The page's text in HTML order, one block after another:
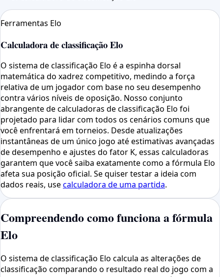
Ferramentas Elo
Calculadora de classificação Elo
O sistema de classificação Elo é a espinha dorsal
matemática do xadrez competitivo, medindo a força
relativa de um jogador com base no seu desempenho
contra vários níveis de oposição. Nosso conjunto
abrangente de calculadoras de classificação Elo foi
projetado para lidar com todos os cenários comuns que
você enfrentará em torneios. Desde atualizações
instantâneas de um único jogo até estimativas avançadas
de desempenho e ajustes do fator K, essas calculadoras
garantem que você saiba exatamente como a fórmula Elo
afeta sua posição oficial. Se quiser testar a ideia com
dados reais, usecalculadora de uma partida.
Compreendendo como funciona a fórmula
Elo
O sistema de classificação Elo calcula as alterações de
classificação comparando o resultado real do jogo com a